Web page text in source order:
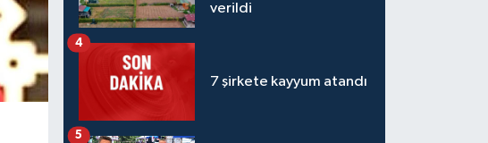
verildi
7 şirkete kayyum atandı
4
5